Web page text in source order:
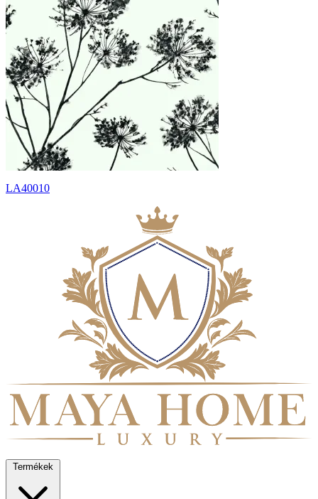
LA40010
Termékek